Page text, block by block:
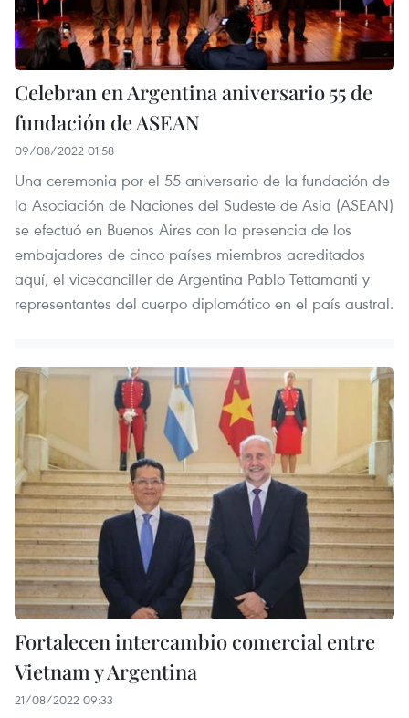
Celebran en Argentina aniversario 55 de
fundación de ASEAN
09/08/2022 01:58
Una ceremonia por el 55 aniversario de la fundación de
la Asociación de Naciones del Sudeste de Asia (ASEAN)
se efectuó en Buenos Aires con la presencia de los
embajadores de cinco países miembros acreditados
aquí, el vicecanciller de Argentina Pablo Tettamanti y
representantes del cuerpo diplomático en el país austral.
Fortalecen intercambio comercial entre
Vietnam y Argentina
21/08/2022 09:33